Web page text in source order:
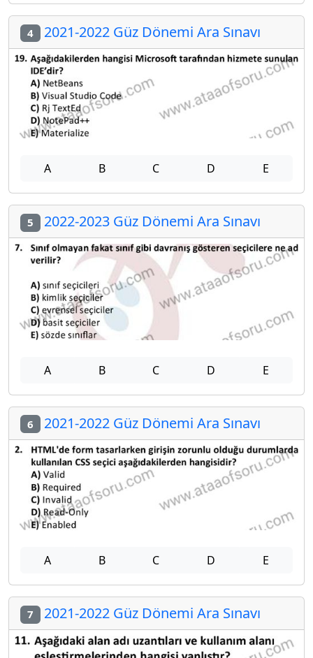
4 2021-2022 Güz Dönemi Ara Sınavı
A B C D E
5 2022-2023 Güz Dönemi Ara Sınavı
A B C D E
6 2021-2022 Güz Dönemi Ara Sınavı
A B C D E
7 2021-2022 Güz Dönemi Ara Sınavı